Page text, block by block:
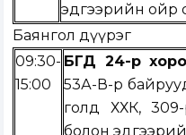
эдгээрийн ойр
Баянгол дүүрэг
09:30-
15:00
БГД 24-р
53А-В-р
голд ХХК,
болон